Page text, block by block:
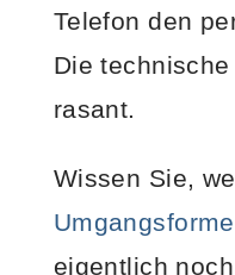
Telefon den
Die
rasant.
Wissen Sie,
eigentlich